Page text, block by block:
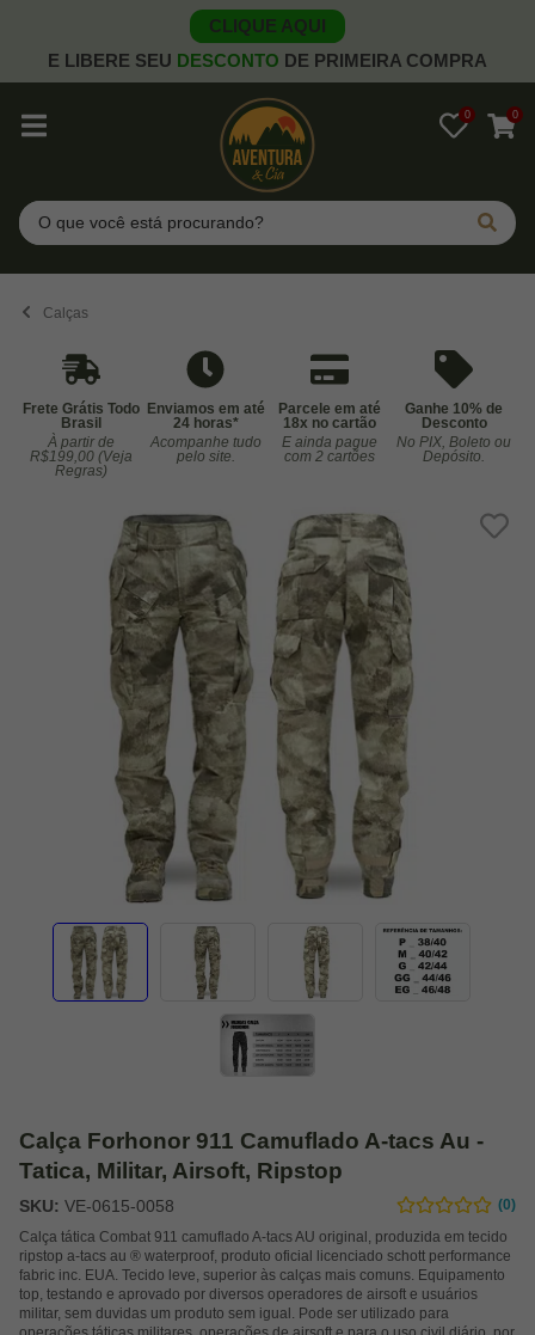
CLIQUE AQUI
E LIBERE SEU DESCONTO DE PRIMEIRA COMPRA
0 0
Pesquisar
Calças
Frete Grátis Todo
Brasil
À partir de
R$199,00 (Veja
Regras)
Enviamos em até
24 horas*
Acompanhe tudo
pelo site.
Parcele em até
18x no cartão
E ainda pague
com 2 cartões
Ganhe 10% de
Desconto
No PIX, Boleto ou
Depósito.
Calça Forhonor 911 Camuflado A-tacs Au -
Tatica, Militar, Airsoft, Ripstop
SKU: VE-0615-0058
(0)
Calça tática Combat 911 camuflado A-tacs AU original, produzida em tecido
ripstop a-tacs au ® waterproof, produto oficial licenciado schott performance
fabric inc. EUA. Tecido leve, superior às calças mais comuns. Equipamento
top, testando e aprovado por diversos operadores de airsoft e usuários
militar, sem duvidas um produto sem igual. Pode ser utilizado para